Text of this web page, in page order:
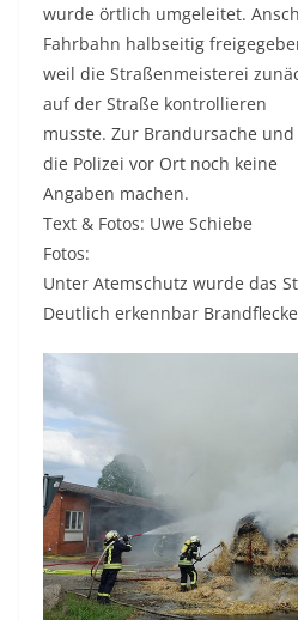
wurde örtlich umgeleitet.
Fahrbahn halbseitig
weil die Straßenmeisterei
auf der Straße kontrollieren
musste. Zur Brandursache
die Polizei vor Ort noch keine
Angaben machen.
Text & Fotos: Uwe Schiebe
Fotos:
Unter Atemschutz wurde das
Deutlich erkennbar